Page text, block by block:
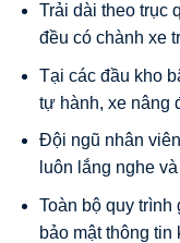
Trải dài theo trục
đều có chành xe
Tại các đầu kho
tự hành, xe nâng
Đội ngũ nhân
luôn lắng nghe
Toàn bộ quy trình
bảo mật thông tin